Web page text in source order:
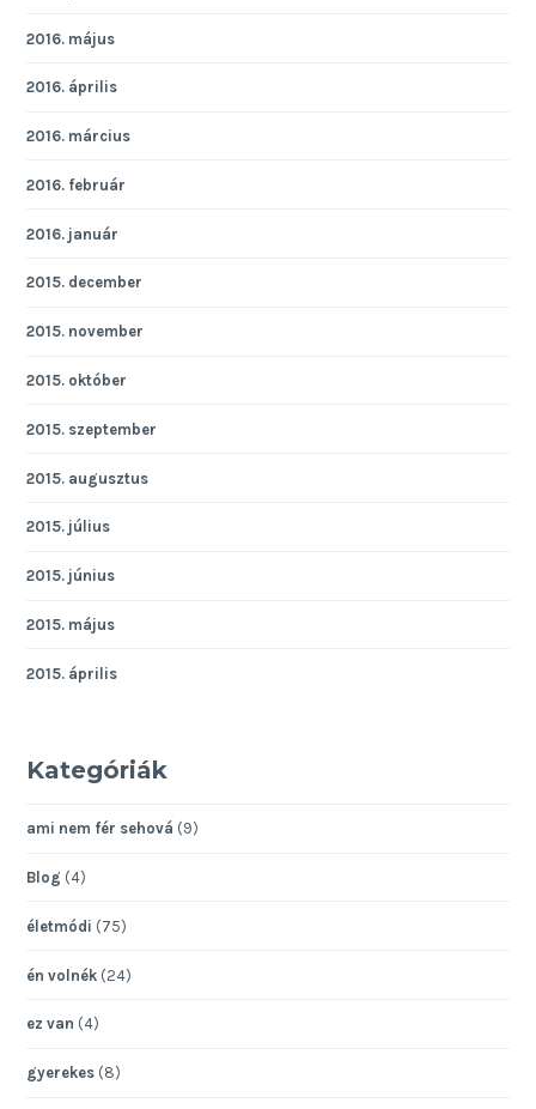
2016. május
2016. április
2016. március
2016. február
2016. január
2015. december
2015. november
2015. október
2015. szeptember
2015. augusztus
2015. július
2015. június
2015. május
2015. április
Kategóriák
ami nem fér sehová (9)
Blog (4)
életmódi (75)
én volnék (24)
ez van (4)
gyerekes (8)